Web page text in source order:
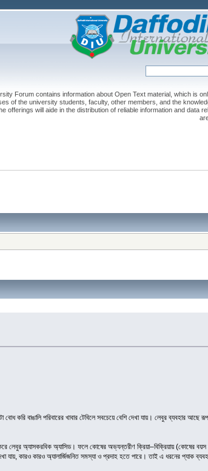
Forum contains information about Open Text material, which is
of the university students, faculty, other members, and the
offerings will aide in the distribution of reliable information and data
করি বাঙালি পরিবারের খাবার টেবিলে সবচেয়ে বেশি দেখা যায়। লেবুর ব্যবহার আছে
করে লেবুর অ্যাসকরবিক অ্যাসিড। ফলে কোষের অভ্যন্তরীণ ক্রিয়া–বিক্রিয়ায় (কোষের
কারও কারও অ্যালার্জিজনিত সমস্যা ও প্রদাহ হতে পারে। তাই এ ধরনের প্যাক